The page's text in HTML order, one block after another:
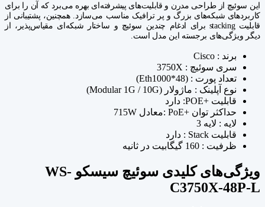
این سوئیچ از طراحی مدرن و قابلیت‌های پیشرفته‌ای بهره می‌برد که آن را برای
کاربردهای شبکه‌های بزرگ و پر ترافیک مناسب می‌سازد. همچنین، پشتیبانی از
قابلیت stacking برای ادغام چندین سوئیچ و ساختار شبکه‌ای مقیاس‌پذیر، از
دیگر ویژگی‌های برجسته این مدل است.
برند : Cisco
سری سوئیچ : 3750X
تعداد پورت : (Eth1000*48)
نوع آپلینک : ماژولار (Modular 1G / 10G)
قابلیت +POE: دارد
حداکثر توان +PoE :معادل 715W
لایه : لایه 3
قابلیت Stack : دارد
ظرفیت : 160 گیگابیت در ثانیه
ویژگی‌های کلیدی سوئیچ سیسکو WS-
C3750X-48P-L